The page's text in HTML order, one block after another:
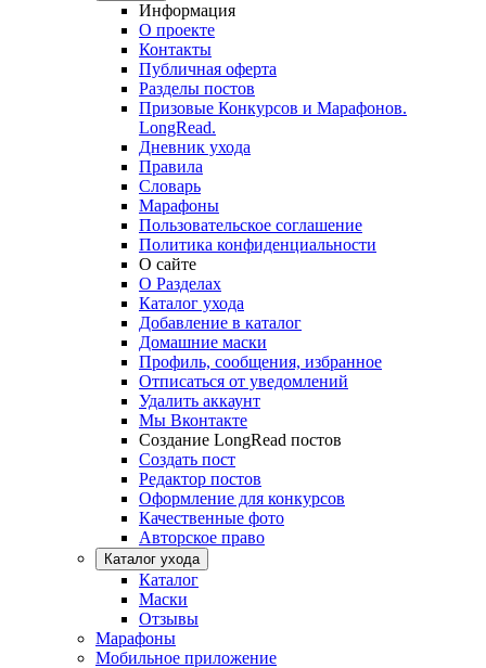
Информация
О проекте
Контакты
Публичная оферта
Разделы постов
Призовые Конкурсов и Марафонов.
LongRead.
Дневник ухода
Правила
Словарь
Марафоны
Пользовательское соглашение
Политика конфиденциальности
О сайте
О Разделах
Каталог ухода
Добавление в каталог
Домашние маски
Профиль, сообщения, избранное
Отписаться от уведомлений
Удалить аккаунт
Мы Вконтакте
Создание LongRead постов
Создать пост
Редактор постов
Оформление для конкурсов
Качественные фото
Авторское право
Каталог ухода
Каталог
Маски
Отзывы
Марафоны
Мобильное приложение